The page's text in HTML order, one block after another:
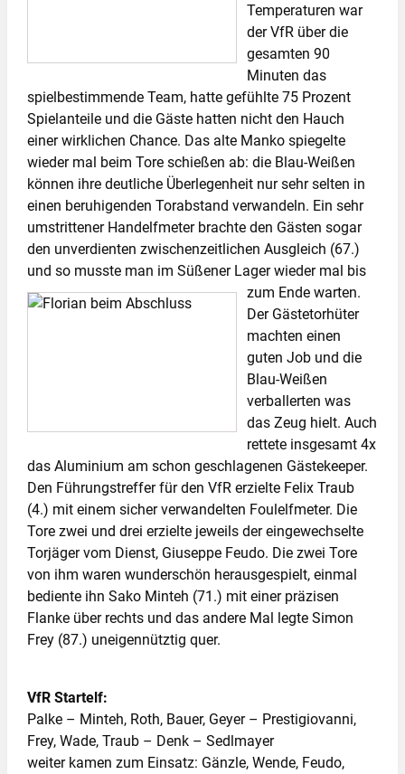
Temperaturen war
der VfR über die
gesamten 90
Minuten das
spielbestimmende Team, hatte gefühlte 75 Prozent
Spielanteile und die Gäste hatten nicht den Hauch
einer wirklichen Chance. Das alte Manko spiegelte
wieder mal beim Tore schießen ab: die Blau-Weißen
können ihre deutliche Überlegenheit nur sehr selten in
einen beruhigenden Torabstand verwandeln. Ein sehr
umstrittener Handelfmeter brachte den Gästen sogar
den unverdienten zwischenzeitlichen Ausgleich (67.)
und so musste man im Süßener Lager wieder mal bis
zum Ende warten.
Der Gästetorhüter
machten einen
guten Job und die
Blau-Weißen
verballerten was
das Zeug hielt. Auch
rettete insgesamt 4x
das Aluminium am schon geschlagenen Gästekeeper.
Den Führungstreffer für den VfR erzielte Felix Traub
(4.) mit einem sicher verwandelten Foulelfmeter. Die
Tore zwei und drei erzielte jeweils der eingewechselte
Torjäger vom Dienst, Giuseppe Feudo. Die zwei Tore
von ihm waren wunderschön herausgespielt, einmal
bediente ihn Sako Minteh (71.) mit einer präzisen
Flanke über rechts und das andere Mal legte Simon
Frey (87.) uneigennütztig quer.
VfR Startelf:
Palke – Minteh, Roth, Bauer, Geyer – Prestigiovanni,
Frey, Wade, Traub – Denk – Sedlmayer
weiter kamen zum Einsatz: Gänzle, Wende, Feudo,